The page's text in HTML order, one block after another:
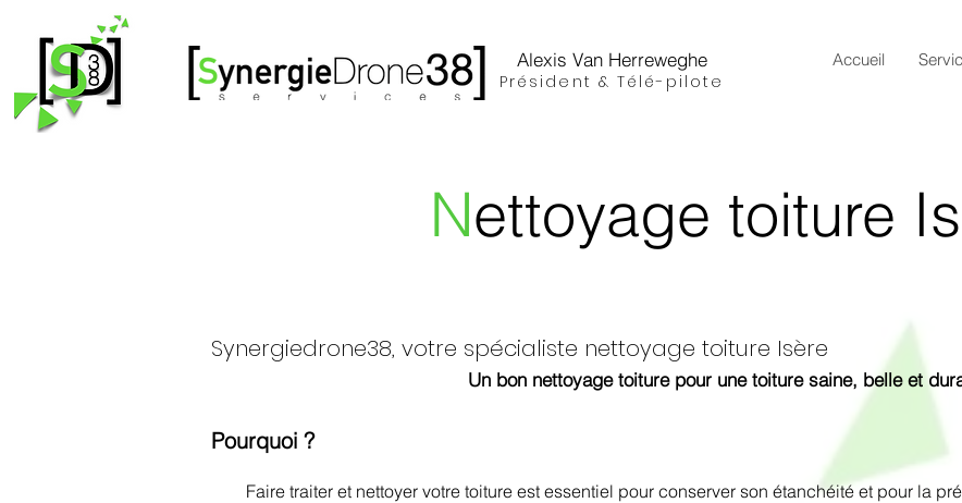
Alexis Van Herreweghe Accueil
Président & Télé-pilote
Nettoyage toiture
​Synergiedrone38, votre spécialiste nettoyage toiture Isère
Un bon nettoyage toiture pour une toiture saine, belle et
Pourquoi ?
Faire traiter et nettoyer votre toiture est essentiel pour conserver son étanchéité et pour la